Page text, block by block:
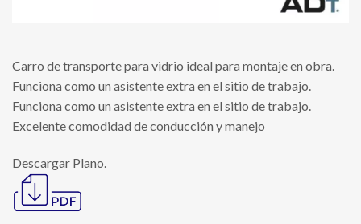
Carro de transporte para vidrio ideal para montaje en obra.
Funciona como un asistente extra en el sitio de trabajo.
Funciona como un asistente extra en el sitio de trabajo.
Excelente comodidad de conducción y manejo
Descargar Plano.